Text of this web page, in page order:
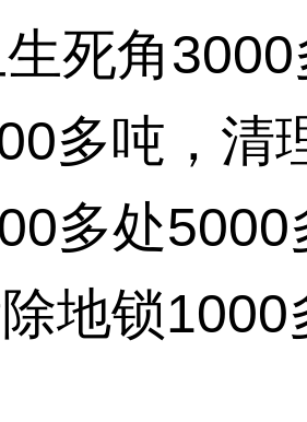
死角3000
多吨，清
多处5000
地锁1000